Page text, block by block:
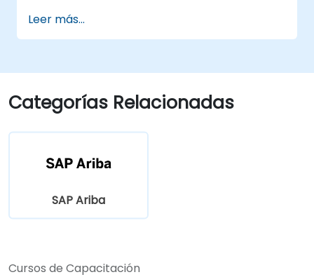
Leer más...
Categorías Relacionadas
SAP Ariba
Cursos de Capacitación